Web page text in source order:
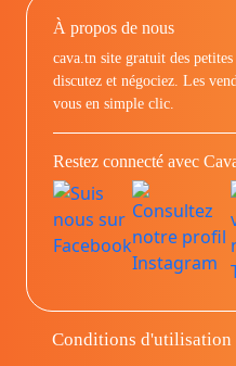
À propos de nous
cava.tn site gratuit des
discutez et négociez. Les
vous en simple clic.
Restez connecté avec
Conditions d'utilisation